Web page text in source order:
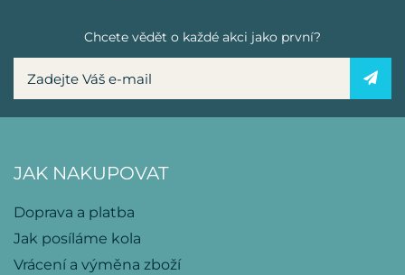
Chcete vědět o každé akci jako první?
JAK NAKUPOVAT
Doprava a platba
Jak posíláme kola
Vrácení a výměna zboží